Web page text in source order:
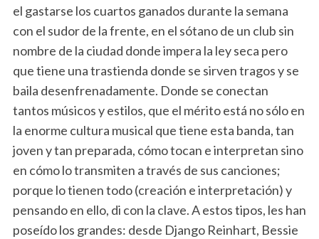
el gastarse los cuartos ganados durante la semana
con el sudor de la frente, en el sótano de un club sin
nombre de la ciudad donde impera la ley seca pero
que tiene una trastienda donde se sirven tragos y se
baila desenfrenadamente. Donde se conectan
tantos músicos y estilos, que el mérito está no sólo en
la enorme cultura musical que tiene esta banda, tan
joven y tan preparada, cómo tocan e interpretan sino
en cómo lo transmiten a través de sus canciones;
porque lo tienen todo (creación e interpretación) y
pensando en ello, di con la clave. A estos tipos, les han
poseído los grandes: desde Django Reinhart, Bessie